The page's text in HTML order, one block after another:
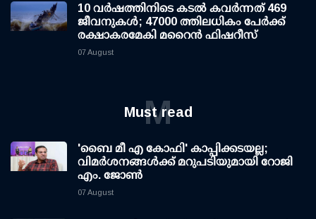
10 വര്‍ഷത്തിനിടെ കടല്‍ കവര്‍ന്നത് 469
ജീവനുകള്‍; 47000 ത്തിലധികം പേര്‍ക്ക്
രക്ഷാകരമേകി മറൈന്‍ ഫിഷറീസ്
07 August
Must read
M
'ബൈ മീ എ കോഫി' കാപ്പിക്കടയല്ല;
വിമര്‍ശനങ്ങള്‍ക്ക് മറുപടിയുമായി റോജി
എം. ജോണ്‍
07 August